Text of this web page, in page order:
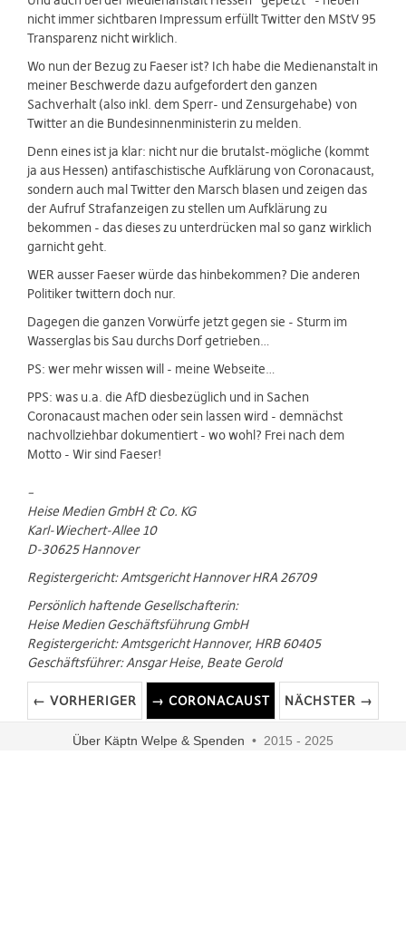
nicht immer sichtbaren Impressum erfüllt Twitter den MStV 95
Transparenz nicht wirklich.
Wo nun der Bezug zu Faeser ist? Ich habe die Medienanstalt in
meiner Beschwerde dazu aufgefordert den ganzen
Sachverhalt (also inkl. dem Sperr- und Zensurgehabe) von
Twitter an die Bundesinnenministerin zu melden.
Denn eines ist ja klar: nicht nur die brutalst-mögliche (kommt
ja aus Hessen) antifaschistische Aufklärung von Coronacaust,
sondern auch mal Twitter den Marsch blasen und zeigen das
der Aufruf Strafanzeigen zu stellen um Aufklärung zu
bekommen - das dieses zu unterdrücken mal so ganz wirklich
garnicht geht.
WER ausser Faeser würde das hinbekommen? Die anderen
Politiker twittern doch nur.
Dagegen die ganzen Vorwürfe jetzt gegen sie - Sturm im
Wasserglas bis Sau durchs Dorf getrieben…
PS: wer mehr wissen will - meine Webseite…
PPS: was u.a. die AfD diesbezüglich und in Sachen
Coronacaust machen oder sein lassen wird - demnächst
nachvollziehbar dokumentiert - wo wohl? Frei nach dem
Motto - Wir sind Faeser!
–
Heise Medien GmbH & Co. KG
Karl-Wiechert-Allee 10
D-30625 Hannover
Registergericht: Amtsgericht Hannover HRA 26709
Persönlich haftende Gesellschafterin:
Heise Medien Geschäftsführung GmbH
Registergericht: Amtsgericht Hannover, HRB 60405
Geschäftsführer: Ansgar Heise, Beate Gerold
← VORHERIGER → CORONACAUST NÄCHSTER →
Über Käptn Welpe & Spenden • 2015 - 2025